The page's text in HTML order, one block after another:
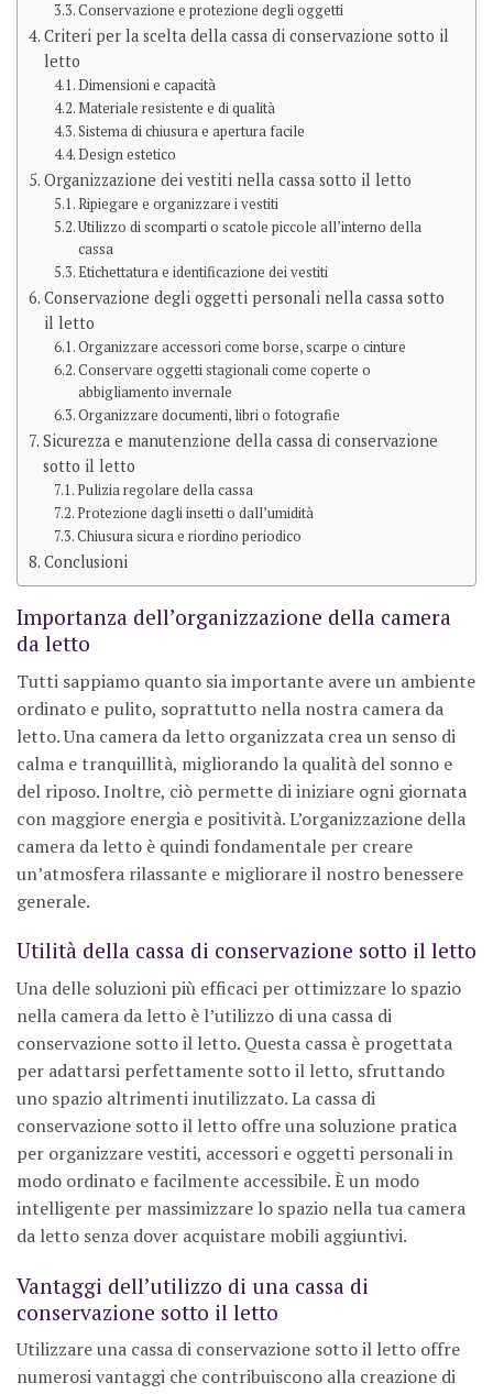
Conservazione e protezione degli oggetti
Criteri per la scelta della cassa di conservazione sotto il
letto
Dimensioni e capacità
Materiale resistente e di qualità
Sistema di chiusura e apertura facile
Design estetico
Organizzazione dei vestiti nella cassa sotto il letto
Ripiegare e organizzare i vestiti
Utilizzo di scomparti o scatole piccole all’interno della
cassa
Etichettatura e identificazione dei vestiti
Conservazione degli oggetti personali nella cassa sotto
il letto
Organizzare accessori come borse, scarpe o cinture
Conservare oggetti stagionali come coperte o
abbigliamento invernale
Organizzare documenti, libri o fotografie
Sicurezza e manutenzione della cassa di conservazione
sotto il letto
Pulizia regolare della cassa
Protezione dagli insetti o dall’umidità
Chiusura sicura e riordino periodico
Conclusioni
Importanza dell’organizzazione della camera
da letto
Tutti sappiamo quanto sia importante avere un ambiente
ordinato e pulito, soprattutto nella nostra camera da
letto. Una camera da letto organizzata crea un senso di
calma e tranquillità, migliorando la qualità del sonno e
del riposo. Inoltre, ciò permette di iniziare ogni giornata
con maggiore energia e positività. L’organizzazione della
camera da letto è quindi fondamentale per creare
un’atmosfera rilassante e migliorare il nostro benessere
generale.
Utilità della cassa di conservazione sotto il letto
Una delle soluzioni più efficaci per ottimizzare lo spazio
nella camera da letto è l’utilizzo di una cassa di
conservazione sotto il letto. Questa cassa è progettata
per adattarsi perfettamente sotto il letto, sfruttando
uno spazio altrimenti inutilizzato. La cassa di
conservazione sotto il letto offre una soluzione pratica
per organizzare vestiti, accessori e oggetti personali in
modo ordinato e facilmente accessibile. È un modo
intelligente per massimizzare lo spazio nella tua camera
da letto senza dover acquistare mobili aggiuntivi.
Vantaggi dell’utilizzo di una cassa di
conservazione sotto il letto
Utilizzare una cassa di conservazione sotto il letto offre
numerosi vantaggi che contribuiscono alla creazione di